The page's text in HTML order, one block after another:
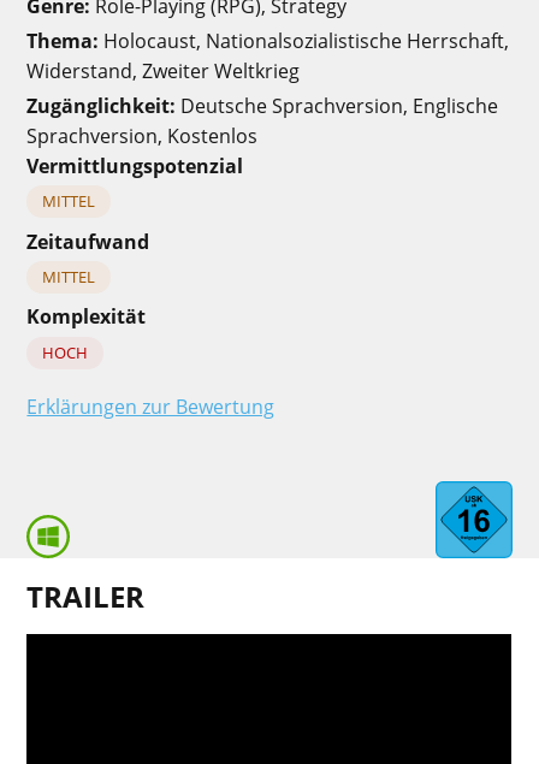
Genre: Role-Playing (RPG), Strategy
Thema: Holocaust, Nationalsozialistische Herrschaft,
Widerstand, Zweiter Weltkrieg
Zugänglichkeit: Deutsche Sprachversion, Englische
Sprachversion, Kostenlos
Vermittlungspotenzial
MITTEL
Zeitaufwand
MITTEL
Komplexität
HOCH
Erklärungen zur Bewertung
TRAILER